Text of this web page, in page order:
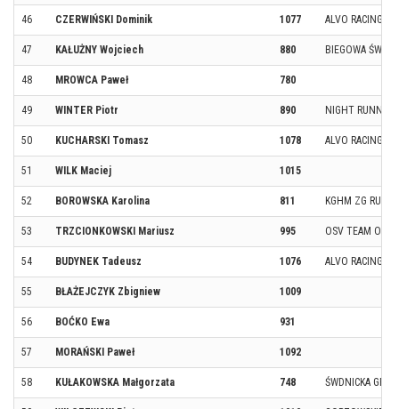
46 CZERWIŃSKI Dominik 1077 ALVO RACING
47 KAŁUŻNY Wojciech 880 BIEGOWA
48 MROWCA Paweł 780
49 WINTER Piotr 890 NIGHT RUNNERS
50 KUCHARSKI Tomasz 1078 ALVO RACING
51 WILK Maciej 1015
52 BOROWSKA Karolina 811 KGHM ZG RUN
53 TRZCIONKOWSKI Mariusz 995 OSV TEAM
54 BUDYNEK Tadeusz 1076 ALVO RACING
55 BŁAŻEJCZYK Zbigniew 1009
56 BOĆKO Ewa 931
57 MORAŃSKI Paweł 1092
58 KUŁAKOWSKA Małgorzata 748 ŚWDNICKA